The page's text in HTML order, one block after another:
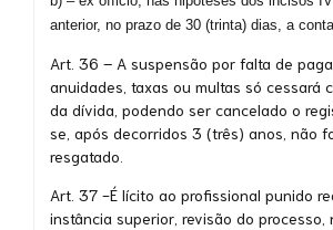
anterior, no prazo de 30 (trinta) dias, a
Art. 36 – A suspensão por falta de
anuidades, taxas ou multas só cessará
da dívida, podendo ser cancelado o
se, após decorridos 3 (três) anos, não
resgatado.
Art. 37 -É lícito ao profissional punido
instância superior, revisão do processo,